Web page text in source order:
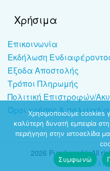
Χρήσιμα
Επικοινωνία
Εκδήλωση
Έξοδα Αποστολής
Τρόποι Πληρωμής
Πολιτική Επιστροφών/
Όροι χρήσης & πολιτική
2026 Puzzleworld. All
Χρησιμοποιούμε cookies
καλύτερη δυνατή εμπειρία
περιήγηση στην ιστοσελίδα
Συμφωνώ